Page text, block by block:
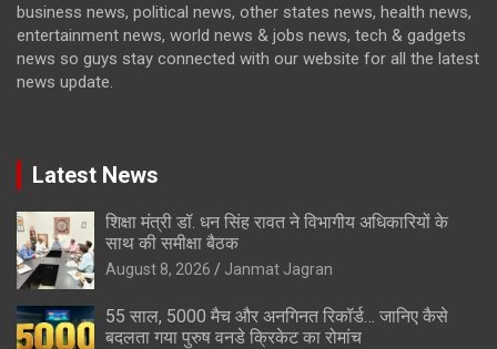
business news, political news, other states news, health news,
entertainment news, world news & jobs news, tech & gadgets
news so guys stay connected with our website for all the latest
news update.
Latest News
शिक्षा मंत्री डॉ. धन सिंह रावत ने विभागीय अधिकारियों के
साथ की समीक्षा बैठक
August 8, 2026 Janmat Jagran
55 साल, 5000 मैच और अनगिनत रिकॉर्ड… जानिए कैसे
बदलता गया पुरुष वनडे क्रिकेट का रोमांच